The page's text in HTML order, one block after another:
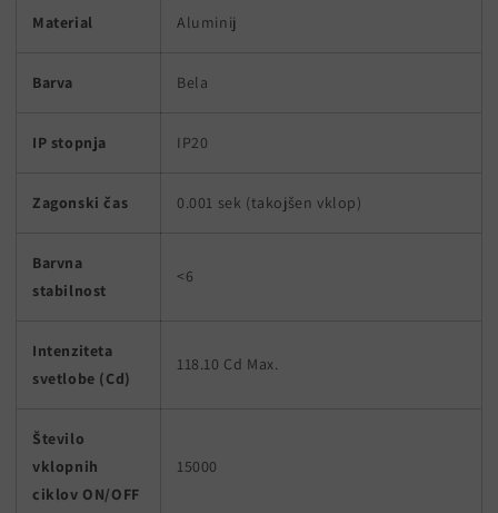
Material Aluminij
Barva Bela
IP stopnja IP20
Zagonski čas 0.001 sek (takojšen vklop)
Barvna
stabilnost
<6
Intenziteta
svetlobe (Cd)
118.10 Cd Max.
Število
vklopnih
ciklov ON/OFF
15000